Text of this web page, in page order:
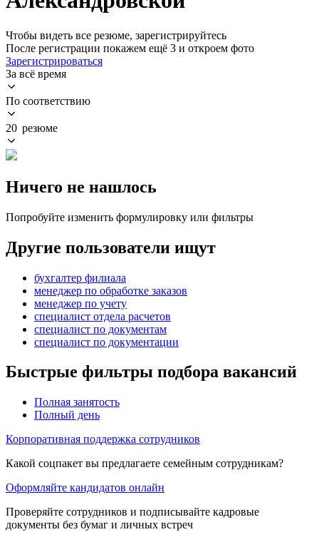
Чтобы видеть все резюме, зарегистрируйтесь
После регистрации покажем ещё 3 и откроем фото
Зарегистрироваться
За всё время
По соответствию
20 резюме
Ничего не нашлось
Попробуйте изменить формулировку или фильтры
Другие пользователи ищут
бухгалтер филиала
менеджер по обработке заказов
менеджер по учету
специалист отдела расчетов
специалист по документам
специалист по документации
Быстрые фильтры подбора вакансий
Полная занятость
Полный день
Корпоративная поддержка сотрудников
Какой соцпакет вы предлагаете семейным сотрудникам?
Оформляйте кандидатов онлайн
Проверяйте сотрудников и подписывайте кадровые
документы без бумаг и личных встреч